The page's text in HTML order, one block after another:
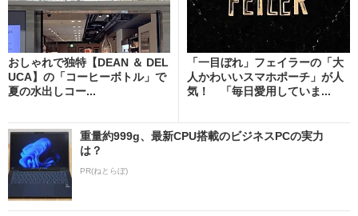
おしゃれで独特【DEAN ＆ DEL
UCA】の「コーヒーボトル」で
夏の水出しコー...
「一目ぼれ」フェイラーの「大
人かわいいスマホポーチ」が人
気！ 「毎日愛用していま...
重量約999g、最新CPU搭載のビジネスPCの実力
は？
PR(ねとらぼ)